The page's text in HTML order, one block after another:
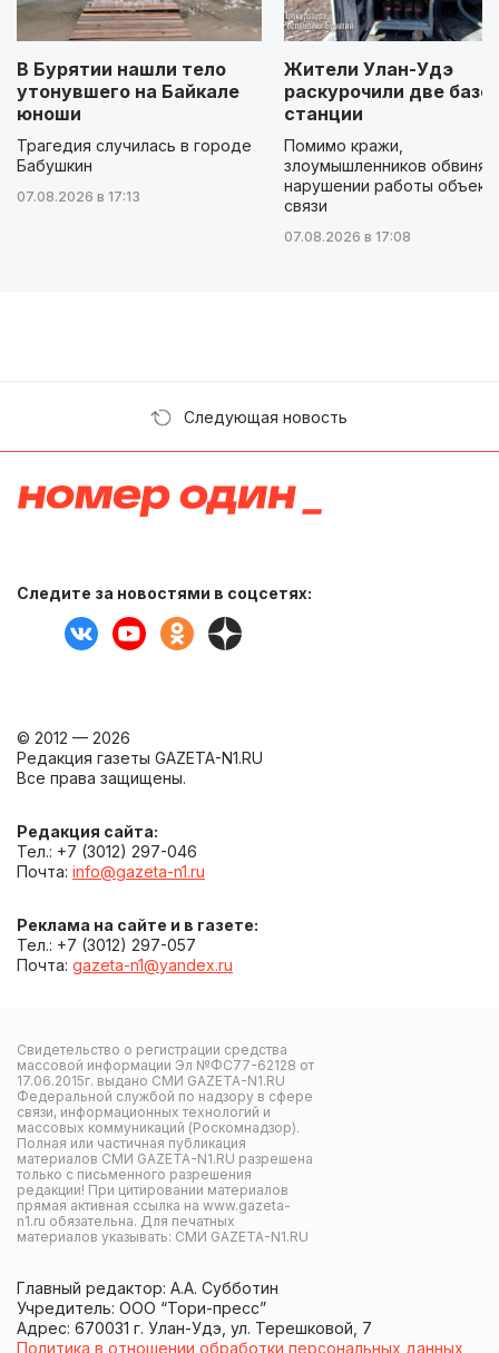
В Бурятии нашли тело
утонувшего на Байкале
юноши
Трагедия случилась в городе
Бабушкин
07.08.2026 в 17:13
Жители Улан-Удэ
раскурочили две
станции
Помимо кражи,
злоумышленников
нарушении работы
связи
07.08.2026 в 17:08
Следующая новость
Следите за новостями в соцсетях:
© 2012 — 2026
Редакция газеты GAZETA-N1.RU
Все права защищены.
Редакция сайта:
Тел.: +7 (3012) 297-046
Почта: info@gazeta-n1.ru
Реклама на сайте и в газете:
Тел.: +7 (3012) 297-057
Почта: gazeta-n1@yandex.ru
Свидетельство о регистрации средства
массовой информации Эл №ФС77-62128 от
17.06.2015г. выдано СМИ GAZETA-N1.RU
Федеральной службой по надзору в сфере
связи, информационных технологий и
массовых коммуникаций (Роскомнадзор).
Полная или частичная публикация
материалов СМИ GAZETA-N1.RU разрешена
только с письменного разрешения
редакции! При цитировании материалов
прямая активная ссылка на www.gazeta-
n1.ru обязательна. Для печатных
материалов указывать: СМИ GAZETA-N1.RU
Главный редактор: А.А. Субботин
Учредитель: ООО “Тори-пресс”
Адрес: 670031 г. Улан-Удэ, ул. Терешковой, 7
Политика в отношении обработки персональных данных